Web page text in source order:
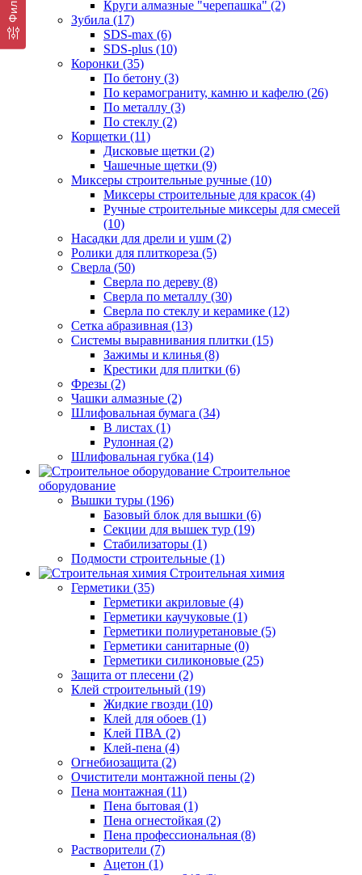
Круги алмазные "черепашка" (2)
Зубила (17)
SDS-max (6)
SDS-plus (10)
Коронки (35)
По бетону (3)
По керамограниту, камню и кафелю (26)
По металлу (3)
По стеклу (2)
Корщетки (11)
Дисковые щетки (2)
Чашечные щетки (9)
Миксеры строительные ручные (10)
Миксеры строительные для красок (4)
Ручные строительные миксеры для смесей
(10)
Насадки для дрели и ушм (2)
Ролики для плиткореза (5)
Сверла (50)
Сверла по дереву (8)
Сверла по металлу (30)
Сверла по стеклу и керамике (12)
Сетка абразивная (13)
Системы выравнивания плитки (15)
Зажимы и клинья (8)
Крестики для плитки (6)
Фрезы (2)
Чашки алмазные (2)
Шлифовальная бумага (34)
В листах (1)
Рулонная (2)
Шлифовальная губка (14)
Строительное
оборудование
Вышки туры (196)
Базовый блок для вышки (6)
Секции для вышек тур (19)
Стабилизаторы (1)
Подмости строительные (1)
Строительная химия
Герметики (35)
Герметики акриловые (4)
Герметики каучуковые (1)
Герметики полиуретановые (5)
Герметики санитарные (0)
Герметики силиконовые (25)
Защита от плесени (2)
Клей строительный (19)
Жидкие гвозди (10)
Клей для обоев (1)
Клей ПВА (2)
Клей-пена (4)
Огнебиозащита (2)
Очистители монтажной пены (2)
Пена монтажная (11)
Пена бытовая (1)
Пена огнестойкая (2)
Пена профессиональная (8)
Растворители (7)
Ацетон (1)